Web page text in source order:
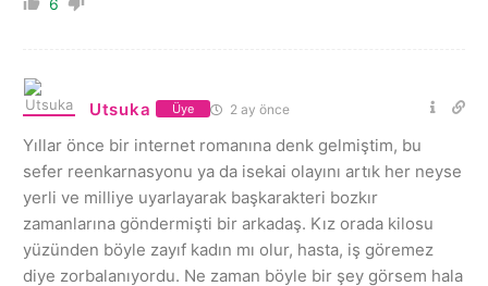
Utsuka Üye 2 ay önce
Yıllar önce bir internet romanına denk gelmiştim, bu
sefer reenkarnasyonu ya da isekai olayını artık her neyse
yerli ve milliye uyarlayarak başkarakteri bozkır
zamanlarına göndermişti bir arkadaş. Kız orada kilosu
yüzünden böyle zayıf kadın mı olur, hasta, iş göremez
diye zorbalanıyordu. Ne zaman böyle bir şey görsem hala